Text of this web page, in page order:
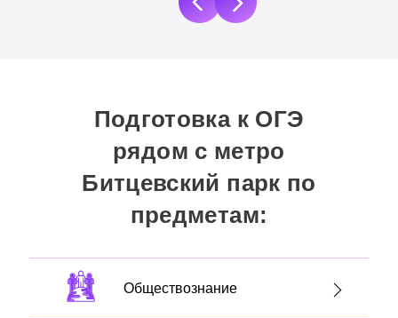
занятиях мы постоянно решали примеры и задачи.
Преподаватель хорошо пояснял все темы. Мы много
Подготовка к ОГЭ
рядом с метро
Битцевский парк по
предметам:
Обществознание